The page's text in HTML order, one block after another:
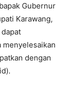
Gubernur
Karawang,
dengan